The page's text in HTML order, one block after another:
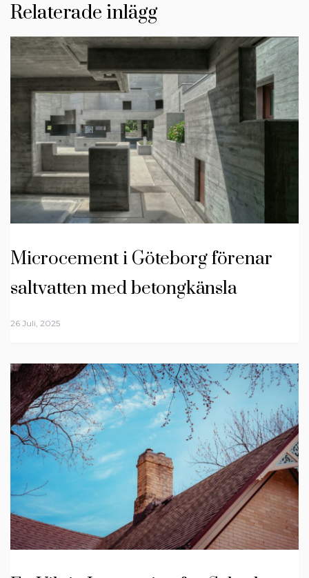
Relaterade inlägg
Microcement i Göteborg förenar
saltvatten med betongkänsla
26 Juli, 2025